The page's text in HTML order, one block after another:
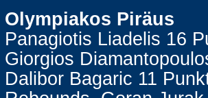
Olympiakos Piräus
Panagiotis Liadelis 16
Giorgios
Dalibor Bagaric 11